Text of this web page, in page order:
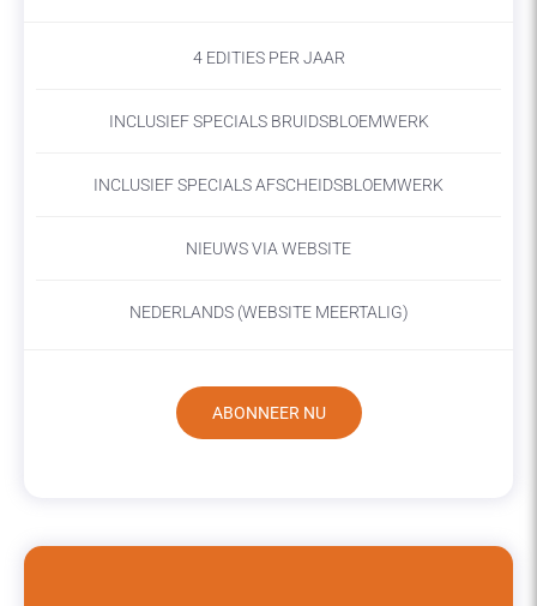
4 EDITIES PER JAAR
INCLUSIEF SPECIALS BRUIDSBLOEMWERK
INCLUSIEF SPECIALS AFSCHEIDSBLOEMWERK
NIEUWS VIA WEBSITE
NEDERLANDS (WEBSITE MEERTALIG)
ABONNEER NU